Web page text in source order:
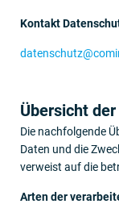
Kontakt
Übersicht
Die nachfolgende
Daten und die
verweist auf die
Arten der